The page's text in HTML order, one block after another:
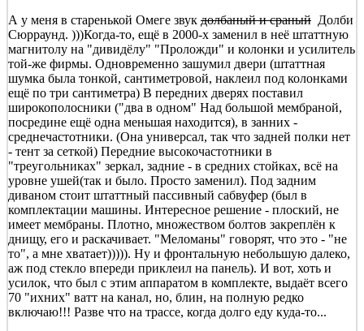
А у меня в старенькой Омеге звук долбаный и сраный Долби
Сюрраунд. )))Когда-то, ещё в 2000-х заменил в неё штаттную
магнитолу на "дивидёлу" "Проложди" и колонки и усилитель
той-же фирмы. Одновременно зашумил двери (штаттная
шумка была тонкой, сантиметровой, наклеил под колонками
ещё по три сантиметра) В передних дверях поставил
широкополосники ("два в одном" Над большой мембраной,
посредине ещё одна меньшая находится), в занних -
среднечастотники. (Она универсал, так что задней полки нет
- тент за сеткой) Передние высокочастотники в
"треугольниках" зеркал, задние - в средних стойках, всё на
уровне ушей(так и было. Просто заменил). Под задним
диваном стоит штаттный пассивный сабвуфер (был в
комплектации машины. Интересное решение - плоский, не
имеет мембраны. Плотно, множеством болтов закреплён к
днищу, его и раскачивает. "Меломаны" говорят, что это - "не
то", а мне хватает))))). Ну и фронтальную небольшую далеко,
аж под стекло впереди приклеил на панель). И вот, хоть и
усилок, что был с этим аппаратом в комплекте, выдаёт всего
70 "ихних" ватт на канал, но, блин, на полную редко
включаю!!! Разве что на трассе, когда долго еду куда-то...